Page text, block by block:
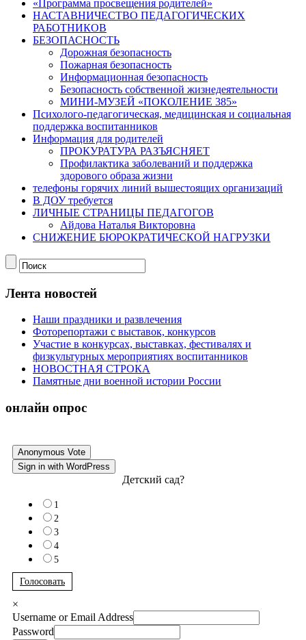
«Программа просвещения родителей»
НАСТАВНИЧЕСТВО ПЕДАГОГИЧЕСКИХ
РАБОТНИКОВ
БЕЗОПАСНОСТЬ
Дорожная безопасность
Пожарная безопасность
Информационная безопасность
Безопасность собственной жизнедеятельности
МИНИ-МУЗЕЙ «ПОКОЛЕНИЕ 385»
Психолого-педагогическая, медицинская и социальная
поддержка воспитанников
Информация для родителей
ПРОКУРАТУРА РАЗЪЯСНЯЕТ
Профилактика заболеваний и поддержка
здорового образа жизни
телефоны горячих линий вышестоящих организаций
В ДОУ требуется
ЛИЧНЫЕ СТРАНИЦЫ ПЕДАГОГОВ
Айдова Наталья Викторовна
СНИЖЕНИЕ БЮРОКРАТИЧЕСКОЙ НАГРУЗКИ
Лента новостей
Наши праздники и развлечения
Фоторепортажи с выставок, конкурсов
Участие в конкурсах, выставках, фестивалях и
физкультурных мероприятиях воспитанников
НОВОСТНАЯ СТРОКА
Памятные дни военной истории России
онлайн опрос
Anonymous Vote
Sign in with WordPress
Детский сад?
1
2
3
4
5
Голосовать
×
Username or Email Address
Password